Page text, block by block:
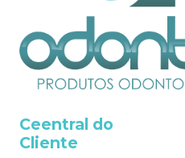
Ceentral do
Cliente